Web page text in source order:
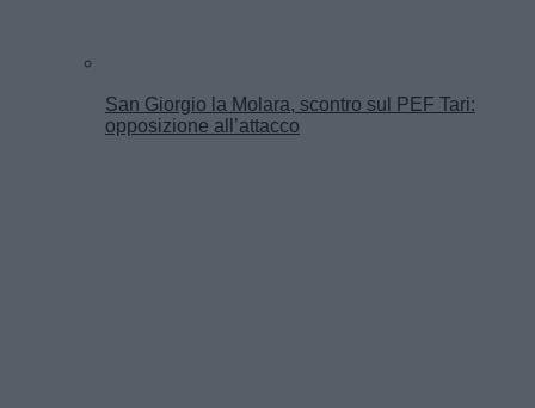
San Giorgio la Molara, scontro sul PEF Tari:
opposizione all’attacco